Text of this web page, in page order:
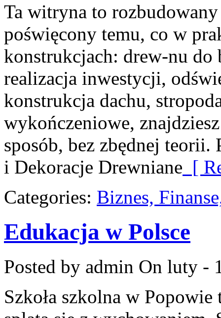
Ta witryna to
poświęcony temu, co w
konstrukcjach: drew-nu do
realizacja inwestycji,
konstrukcja dachu,
wykończeniowe,
sposób, bez zbędnej teorii.
i Dekoracje Drewniane [
Categories: Biznes,
Edukacja w Polsce
Posted by admin On luty -
Szkoła szkolna w